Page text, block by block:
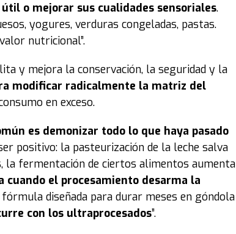
o mejorar sus cualidades sensoriales.
yogures, verduras congeladas, pastas.
nutricional”.
y mejora la conservación, la seguridad y la
modificar radicalmente la matriz del
en exceso.
es demonizar todo lo que haya pasado
positivo: la pasteurización de la leche salva
la fermentación de ciertos alimentos aumenta
cuando el procesamiento desarma la
diseñada para durar meses en góndola
con los ultraprocesados”.